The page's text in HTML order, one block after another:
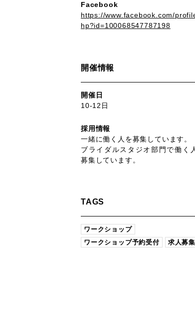
Facebook
https://www.facebook.com/
hp?id=100068547787198
開催情報
開催日
10-12日
採用情報
一緒に働く人を募集しています。
ブライダルスタジオ部門で働く
募集しています。
TAGS
ワークショップ
ワークショップ予約受付
求人募集